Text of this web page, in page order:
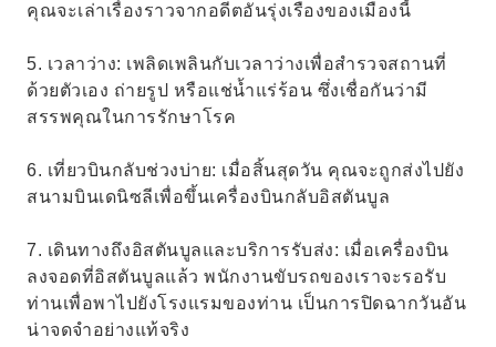
คุณจะเล่าเรื่องราวจากอดีตอันรุ่งเรืองของเมืองนี้
5. เวลาว่าง: เพลิดเพลินกับเวลาว่างเพื่อสำรวจสถานที่
ด้วยตัวเอง ถ่ายรูป หรือแช่น้ำแร่ร้อน ซึ่งเชื่อกันว่ามี
สรรพคุณในการรักษาโรค
6. เที่ยวบินกลับช่วงบ่าย: เมื่อสิ้นสุดวัน คุณจะถูกส่งไปยัง
สนามบินเดนิซลีเพื่อขึ้นเครื่องบินกลับอิสตันบูล
7. เดินทางถึงอิสตันบูลและบริการรับส่ง: เมื่อเครื่องบิน
ลงจอดที่อิสตันบูลแล้ว พนักงานขับรถของเราจะรอรับ
ท่านเพื่อพาไปยังโรงแรมของท่าน เป็นการปิดฉากวันอัน
น่าจดจำอย่างแท้จริง